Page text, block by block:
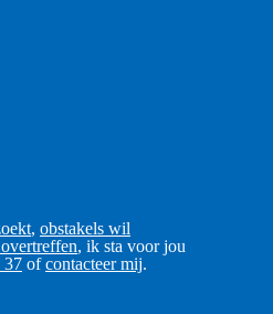
, obstakels wil
, ik sta voor jou
37 ofcontacteer mij.